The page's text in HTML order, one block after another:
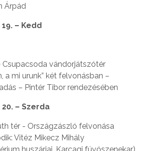
Árpád
– Kedd
Csupacsoda vándorjátszótér
a mi urunk” két felvonásban –
– Pintér Tibor rendezésében
– Szerda
tér - Országzászló felvonása
Vitéz Mikecz Mihály